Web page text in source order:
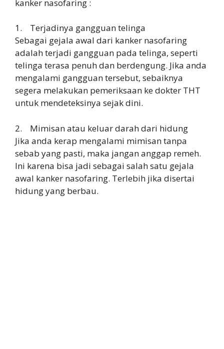
kanker nasofaring :
1. Terjadinya gangguan telinga
Sebagai gejala awal dari kanker nasofaring
adalah terjadi gangguan pada telinga, seperti
telinga terasa penuh dan berdengung. Jika anda
mengalami gangguan tersebut, sebaiknya
segera melakukan pemeriksaan ke dokter THT
untuk mendeteksinya sejak dini.
2. Mimisan atau keluar darah dari hidung
Jika anda kerap mengalami mimisan tanpa
sebab yang pasti, maka jangan anggap remeh.
Ini karena bisa jadi sebagai salah satu gejala
awal kanker nasofaring. Terlebih jika disertai
hidung yang berbau.